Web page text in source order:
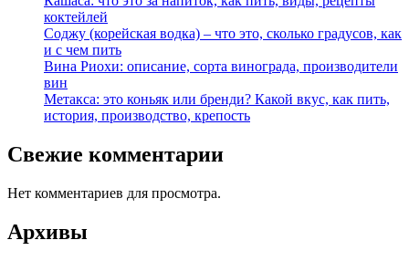
коктейлей
Соджу (корейская водка) – что это, сколько градусов, как
и с чем пить
Вина Риохи: описание, сорта винограда, производители
вин
Метакса: это коньяк или бренди? Какой вкус, как пить,
история, производство, крепость
Свежие комментарии
Нет комментариев для просмотра.
Архивы